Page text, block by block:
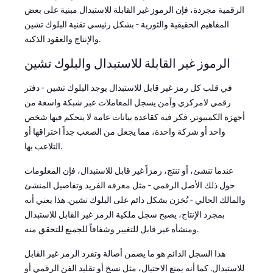
الرقمية مجردة، فإن الرموز غير القابلة للاستبدال مبنية على بعض
المفاهيم الحقيقية والثورية - بشكل رئيسي تقنية البلوك تشين
والإنتاج والعقود الذكية.
الرموز غير القابلة للاستبدال والبلوك تشين
في قلب كل رمز غير قابل للاستبدال يوجد البلوك تشين - دفتر
رقمي لامركزي وآمن يسجل المعاملات عبر شبكة واسعة من
أجهزة الكمبيوتر. فكر فيه كقاعدة بيانات عامة لا يتحكم فيها شخص
واحد أو شركة واحدة، مما يجعل من الصعب جداً اختراقها أو
التلاعب بها.
عندما تنشئ، أو تنتج، رمزاً غير قابل للاستبدال، فإن المعلومات
حول ذلك الأصل الرقمي - مثل معرفه الفريد وتفاصيل المنشئ
والمالك الحالي - تُخزن بشكل دائم على البلوك تشين. هذا يعني أنه
بمجرد الإنتاج، يصبح سجل ملكية الرمز غير القابل للاستبدال
ومنشأه غير قابل للتغيير وشفافاً للجميع للتحقق منه.
هذا السجل الدائم هو ما يضمن أصالة وتفرد الرمز غير القابل
للاستبدال. كما أنه يمنع الاحتيال، مثل نسخ أو تقليد الفن الرقمي أو